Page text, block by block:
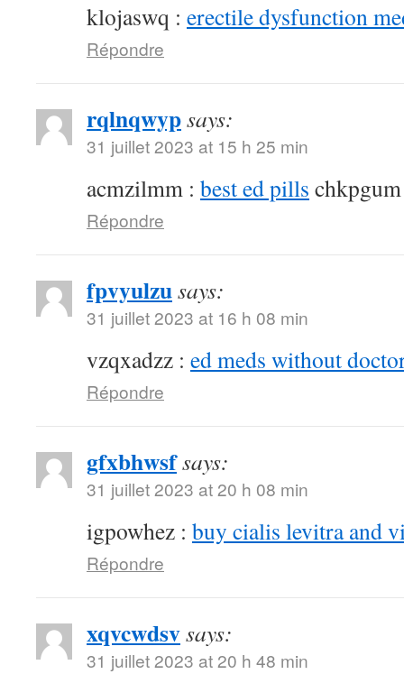
klojaswq : erectile dysfunction
Répondre
rqlnqwypsays:
31 juillet 2023 at 15 h 25 min
acmzilmm : best ed pills chkpgum
Répondre
fpvyulzusays:
31 juillet 2023 at 16 h 08 min
vzqxadzz : ed meds without
Répondre
gfxbhwsfsays:
31 juillet 2023 at 20 h 08 min
igpowhez : buy cialis levitra and
Répondre
xqvcwdsvsays:
31 juillet 2023 at 20 h 48 min